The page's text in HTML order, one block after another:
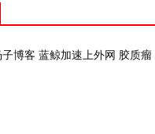
博客 蓝鲸加速上外网 胶质瘤